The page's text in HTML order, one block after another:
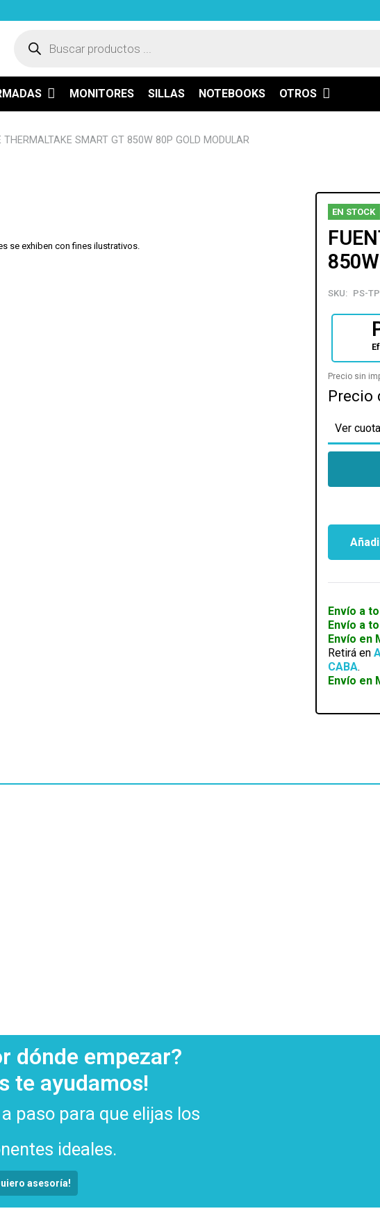
MONITORES SILLAS NOTEBOOKS OTROS
THERMALTAKE SMART GT 850W 80P GOLD MODULAR
se exhiben con fines ilustrativos.
EN STOCK
SKU: PS-
Precio sin
Precio
Ver
FUENTE
850W
80P
GOLD
MODULAR
cantidad
Envío a
Envío a
Envío en
Retirá en
CABA.
Envío en
dónde empezar?
te ayudamos!
paso para que elijas los
ideales.
asesoría!